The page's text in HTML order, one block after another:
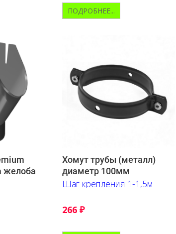
ПОДРОБНЕЕ...
желоба
Хомут трубы (металл)
диаметр 100мм
Шаг крепления 1-1,5м
266 ₽